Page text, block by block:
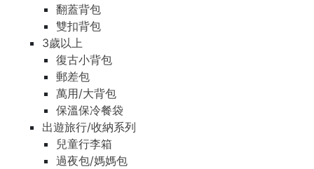
翻蓋背包
雙扣背包
3歲以上
復古小背包
郵差包
萬用/大背包
保溫保冷餐袋
出遊旅行/收納系列
兒童行李箱
過夜包/媽媽包